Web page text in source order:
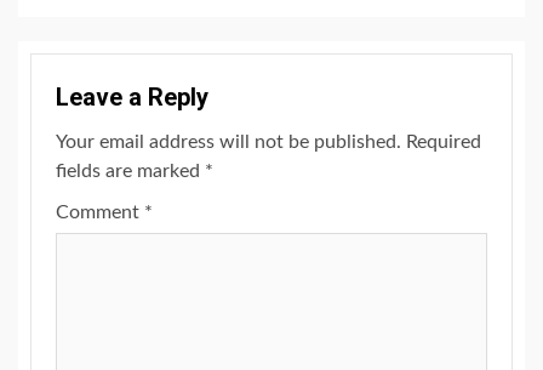
Leave a Reply
Your email address will not be published. Required
fields are marked *
Comment *